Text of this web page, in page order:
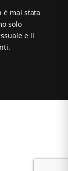
è mai stata
solo
e il